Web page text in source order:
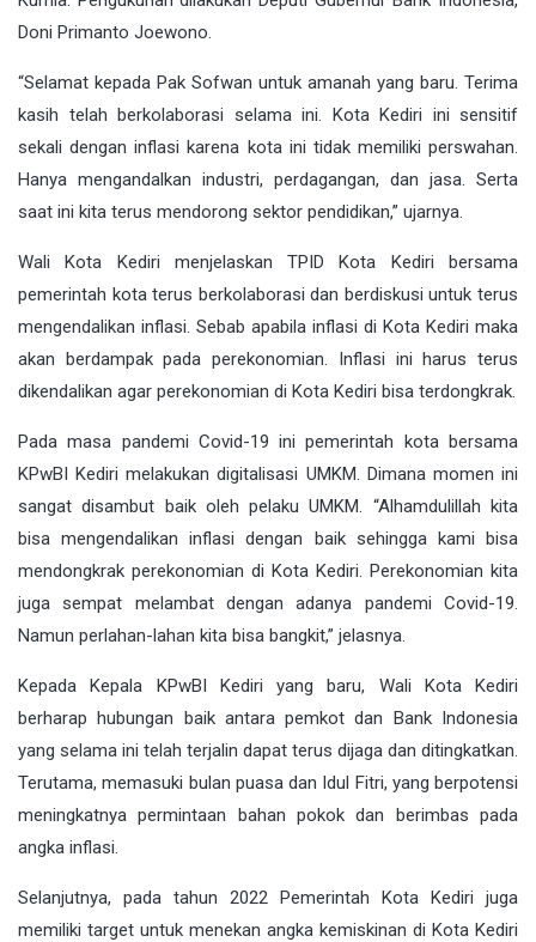
Doni Primanto Joewono.
“Selamat kepada Pak Sofwan untuk amanah yang baru. Terima
kasih telah berkolaborasi selama ini. Kota Kediri ini sensitif
sekali dengan inflasi karena kota ini tidak memiliki perswahan.
Hanya mengandalkan industri, perdagangan, dan jasa. Serta
saat ini kita terus mendorong sektor pendidikan,” ujarnya.
Wali Kota Kediri menjelaskan TPID Kota Kediri bersama
pemerintah kota terus berkolaborasi dan berdiskusi untuk terus
mengendalikan inflasi. Sebab apabila inflasi di Kota Kediri maka
akan berdampak pada perekonomian. Inflasi ini harus terus
dikendalikan agar perekonomian di Kota Kediri bisa terdongkrak.
Pada masa pandemi Covid-19 ini pemerintah kota bersama
KPwBI Kediri melakukan digitalisasi UMKM. Dimana momen ini
sangat disambut baik oleh pelaku UMKM. “Alhamdulillah kita
bisa mengendalikan inflasi dengan baik sehingga kami bisa
mendongkrak perekonomian di Kota Kediri. Perekonomian kita
juga sempat melambat dengan adanya pandemi Covid-19.
Namun perlahan-lahan kita bisa bangkit,” jelasnya.
Kepada Kepala KPwBI Kediri yang baru, Wali Kota Kediri
berharap hubungan baik antara pemkot dan Bank Indonesia
yang selama ini telah terjalin dapat terus dijaga dan ditingkatkan.
Terutama, memasuki bulan puasa dan Idul Fitri, yang berpotensi
meningkatnya permintaan bahan pokok dan berimbas pada
angka inflasi.
Selanjutnya, pada tahun 2022 Pemerintah Kota Kediri juga
memiliki target untuk menekan angka kemiskinan di Kota Kediri